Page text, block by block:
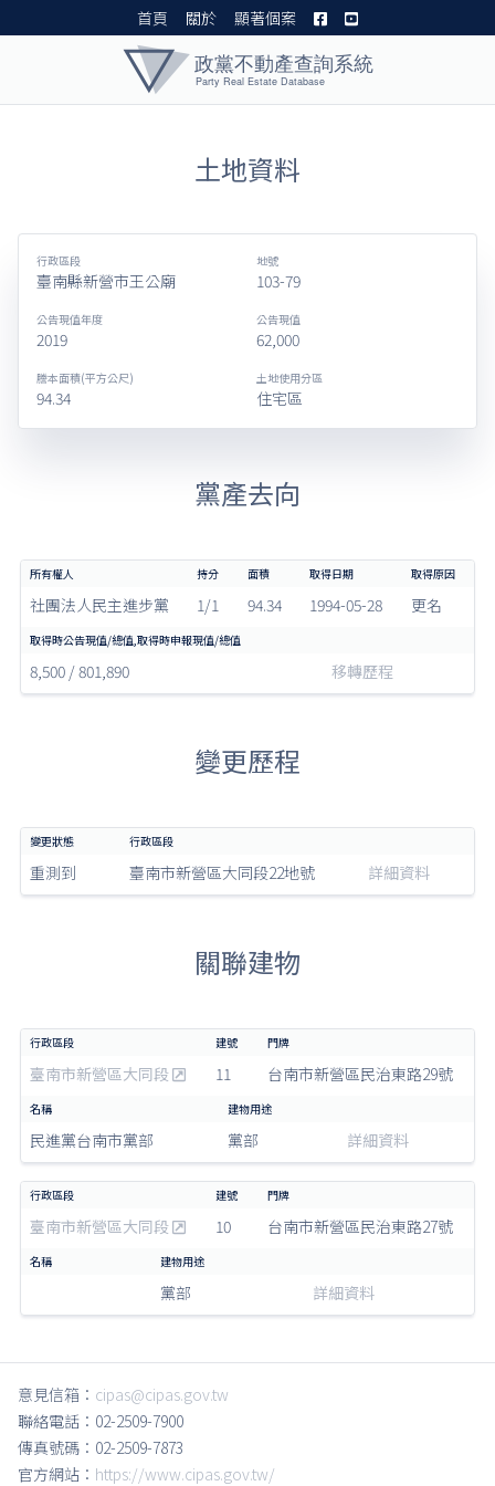
首頁 關於 顯著個案
土地資料
行政區段
臺南縣新營市王公廟
地號
103-79
公告現值年度
2019
公告現值
62,000
謄本面積(平方公尺)
94.34
土地使用分區
住宅區
黨產去向
社團法人民主進步黨 1/1 94.34 1994-05-28 更名
8,500 / 801,890 移轉歷程
變更歷程
重測到 臺南市新營區大同段22地號 詳細資料
關聯建物
臺南市新營區大同段 11 台南市新營區民治東路29號
民進黨台南市黨部 黨部 詳細資料
臺南市新營區大同段 10 台南市新營區民治東路27號
黨部 詳細資料
意見信箱： cipas@cipas.gov.tw
聯絡電話：02-2509-7900
傳真號碼：02-2509-7873
官方網站： https://www.cipas.gov.tw/